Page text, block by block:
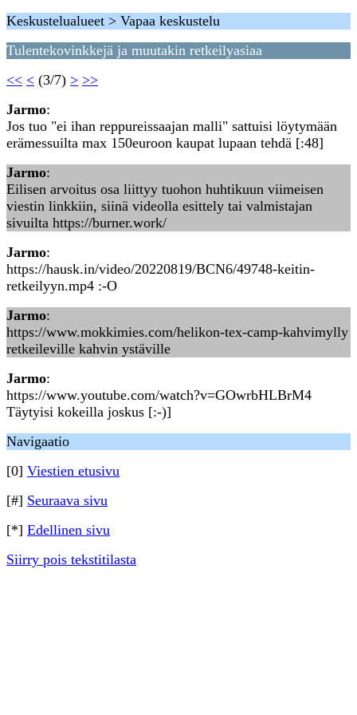
Keskustelualueet > Vapaa keskustelu
Tulentekovinkkejä ja muutakin retkeilyasiaa
<< < (3/7) > >>
Jarmo:
Jos tuo "ei ihan reppureissaajan malli" sattuisi löytymään
erämessuilta max 150euroon kaupat lupaan tehdä [:48]
Jarmo:
Eilisen arvoitus osa liittyy tuohon huhtikuun viimeisen
viestin linkkiin, siinä videolla esittely tai valmistajan
sivuilta https://burner.work/
Jarmo:
https://hausk.in/video/20220819/BCN6/49748-keitin-
retkeilyyn.mp4 :-O
Jarmo:
https://www.mokkimies.com/helikon-tex-camp-kahvimylly
retkeileville kahvin ystäville
Jarmo:
https://www.youtube.com/watch?v=GOwrbHLBrM4
Täytyisi kokeilla joskus [:-)]
Navigaatio
[0] Viestien etusivu
[#] Seuraava sivu
[*] Edellinen sivu
Siirry pois tekstitilasta